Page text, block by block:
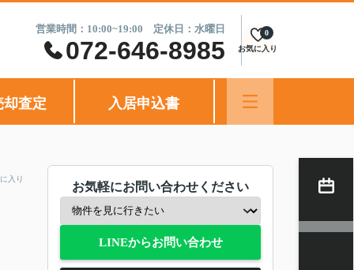
営業時間：10:00~19:00 定休日：水曜日
072-646-8985 お気に入り
0
却査定 入居申込書
入り
お気軽にお問い合わせください
LINEからお問い合わせ